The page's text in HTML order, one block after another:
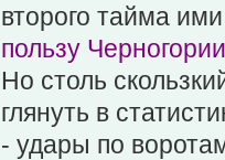
второго тайма
пользу
Но столь
глянуть в
- удары по